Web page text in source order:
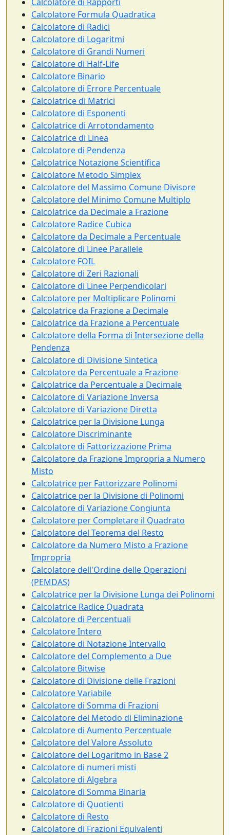
Calcolatore Formula Quadratica
Calcolatore di Radici
Calcolatore di Logaritmi
Calcolatore di Grandi Numeri
Calcolatore di Half-Life
Calcolatore Binario
Calcolatore di Errore Percentuale
Calcolatrice di Matrici
Calcolatore di Esponenti
Calcolatrice di Arrotondamento
Calcolatrice di Linea
Calcolatore di Pendenza
Calcolatrice Notazione Scientifica
Calcolatore Metodo Simplex
Calcolatore del Massimo Comune Divisore
Calcolatore del Minimo Comune Multiplo
Calcolatrice da Decimale a Frazione
Calcolatore Radice Cubica
Calcolatore da Decimale a Percentuale
Calcolatore di Linee Parallele
Calcolatore FOIL
Calcolatore di Zeri Razionali
Calcolatore di Linee Perpendicolari
Calcolatore per Moltiplicare Polinomi
Calcolatrice da Frazione a Decimale
Calcolatrice da Frazione a Percentuale
Calcolatore della Forma di Intersezione della
Pendenza
Calcolatore di Divisione Sintetica
Calcolatore da Percentuale a Frazione
Calcolatrice da Percentuale a Decimale
Calcolatore di Variazione Inversa
Calcolatore di Variazione Diretta
Calcolatrice per la Divisione Lunga
Calcolatore Discriminante
Calcolatore di Fattorizzazione Prima
Calcolatore da Frazione Impropria a Numero
Misto
Calcolatrice per Fattorizzare Polinomi
Calcolatrice per la Divisione di Polinomi
Calcolatore di Variazione Congiunta
Calcolatore per Completare il Quadrato
Calcolatore del Teorema del Resto
Calcolatore da Numero Misto a Frazione
Impropria
Calcolatore dell'Ordine delle Operazioni
(PEMDAS)
Calcolatrice per la Divisione Lunga dei Polinomi
Calcolatrice Radice Quadrata
Calcolatore di Percentuali
Calcolatore Intero
Calcolatore di Notazione Intervallo
Calcolatore del Complemento a Due
Calcolatore Bitwise
Calcolatore di Divisione delle Frazioni
Calcolatore Variabile
Calcolatore di Somma di Frazioni
Calcolatore del Metodo di Eliminazione
Calcolatore di Aumento Percentuale
Calcolatore del Valore Assoluto
Calcolatore del Logaritmo in Base 2
Calcolatore di numeri misti
Calcolatore di Algebra
Calcolatore di Somma Binaria
Calcolatore di Quotienti
Calcolatore di Resto
Calcolatore di Frazioni Equivalenti